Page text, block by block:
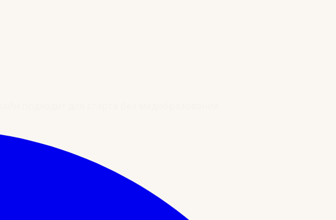
подходит для старта без медобразования.